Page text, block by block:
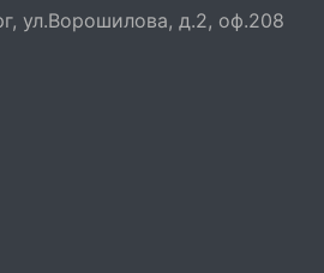
ул.Ворошилова, д.2, оф.208